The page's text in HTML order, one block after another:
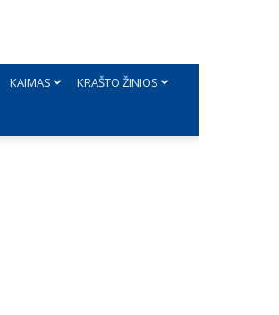
KAIMAS KRAŠTO ŽINIOS